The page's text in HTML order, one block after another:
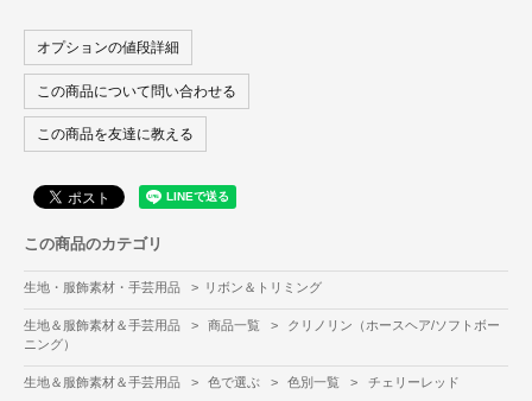
オプションの値段詳細
この商品について問い合わせる
この商品を友達に教える
この商品のカテゴリ
生地・服飾素材・手芸用品 > リボン＆トリミング
生地＆服飾素材＆手芸用品 > 商品一覧 >
クリノリン（ホースヘア/ソフトボー
ニング）
生地＆服飾素材＆手芸用品 > 色で選ぶ > 色別一覧 > チェリーレッド